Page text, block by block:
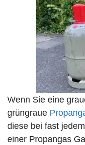
Wenn Sie eine
grüngraue
diese bei fast
einer Propangas